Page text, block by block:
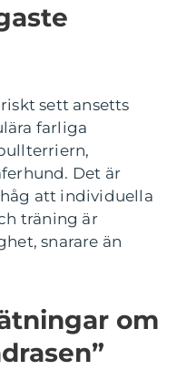
sett ansetts
farliga
Det är
att individuella
träning är
snarare än
om